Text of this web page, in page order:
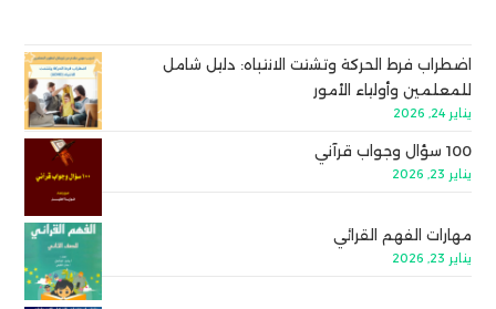
اضطراب فرط الحركة وتشتت الانتباه: دليل شامل
للمعلمين وأولياء الأمور
يناير 24, 2026
100 سؤال وجواب قرآني
يناير 23, 2026
مهارات الفهم القرائي
يناير 23, 2026